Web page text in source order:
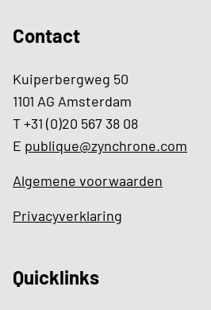
Contact
Kuiperbergweg 50
1101 AG Amsterdam
T +31 (0)20 567 38 08
E publique@zynchrone.com
Algemene voorwaarden
Privacyverklaring
Quicklinks